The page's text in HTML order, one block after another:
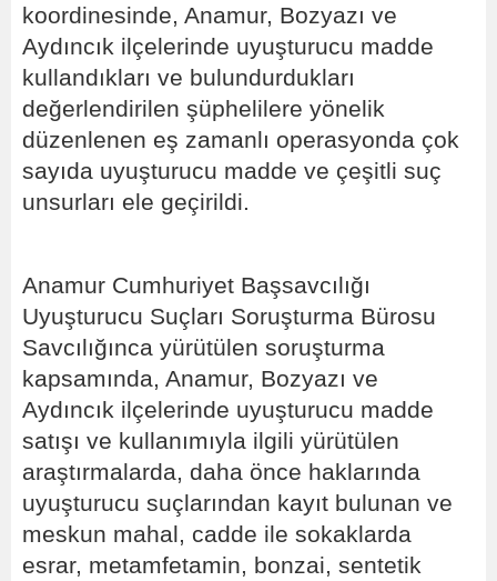
koordinesinde, Anamur, Bozyazı ve
Aydıncık ilçelerinde uyuşturucu madde
kullandıkları ve bulundurdukları
değerlendirilen şüphelilere yönelik
düzenlenen eş zamanlı operasyonda çok
sayıda uyuşturucu madde ve çeşitli suç
unsurları ele geçirildi.
Anamur Cumhuriyet Başsavcılığı
Uyuşturucu Suçları Soruşturma Bürosu
Savcılığınca yürütülen soruşturma
kapsamında, Anamur, Bozyazı ve
Aydıncık ilçelerinde uyuşturucu madde
satışı ve kullanımıyla ilgili yürütülen
araştırmalarda, daha önce haklarında
uyuşturucu suçlarından kayıt bulunan ve
meskun mahal, cadde ile sokaklarda
esrar, metamfetamin, bonzai, sentetik